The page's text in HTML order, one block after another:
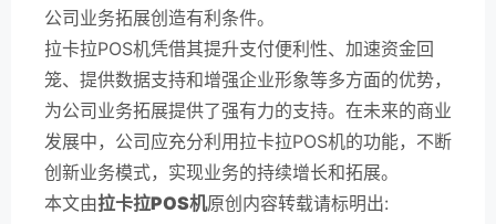
公司业务拓展创造有利条件。
拉卡拉POS机凭借其提升支付便利性、加速资金回
笼、提供数据支持和增强企业形象等多方面的优势，
为公司业务拓展提供了强有力的支持。在未来的商业
发展中，公司应充分利用拉卡拉POS机的功能，不断
创新业务模式，实现业务的持续增长和拓展。
本文由拉卡拉POS机原创内容转载请标明出: